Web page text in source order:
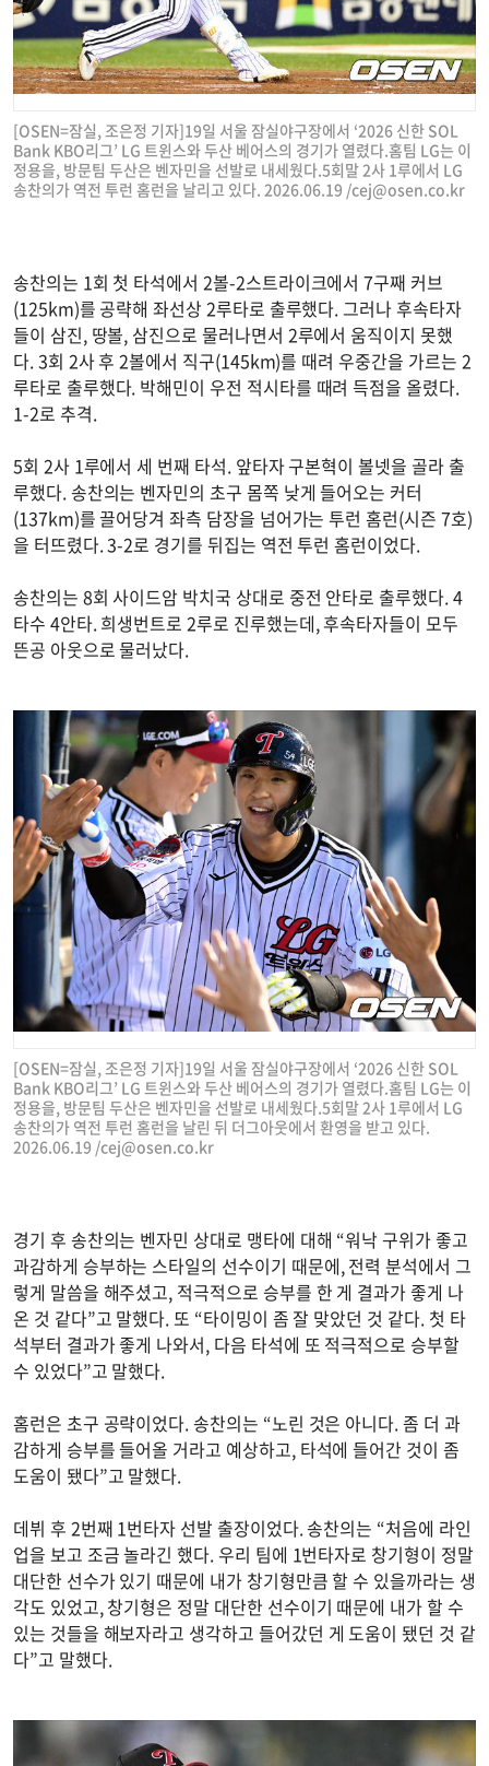
[OSEN=잠실, 조은정 기자]19일 서울 잠실야구장에서 ‘2026 신한 SOL
Bank KBO리그’ LG 트윈스와 두산 베어스의 경기가 열렸다.홈팀 LG는 이
정용을, 방문팀 두산은 벤자민을 선발로 내세웠다.5회말 2사 1루에서 LG
송찬의가 역전 투런 홈런을 날리고 있다. 2026.06.19 /cej@osen.co.kr
송찬의는 1회 첫 타석에서 2볼-2스트라이크에서 7구째 커브
(125km)를 공략해 좌선상 2루타로 출루했다. 그러나 후속타자
들이 삼진, 땅볼, 삼진으로 물러나면서 2루에서 움직이지 못했
다. 3회 2사 후 2볼에서 직구(145km)를 때려 우중간을 가르는 2
루타로 출루했다. 박해민이 우전 적시타를 때려 득점을 올렸다.
1-2로 추격.
5회 2사 1루에서 세 번째 타석. 앞타자 구본혁이 볼넷을 골라 출
루했다. 송찬의는 벤자민의 초구 몸쪽 낮게 들어오는 커터
(137km)를 끌어당겨 좌측 담장을 넘어가는 투런 홈런(시즌 7호)
을 터뜨렸다. 3-2로 경기를 뒤집는 역전 투런 홈런이었다.
송찬의는 8회 사이드암 박치국 상대로 중전 안타로 출루했다. 4
타수 4안타. 희생번트로 2루로 진루했는데, 후속타자들이 모두
뜬공 아웃으로 물러났다.
[OSEN=잠실, 조은정 기자]19일 서울 잠실야구장에서 ‘2026 신한 SOL
Bank KBO리그’ LG 트윈스와 두산 베어스의 경기가 열렸다.홈팀 LG는 이
정용을, 방문팀 두산은 벤자민을 선발로 내세웠다.5회말 2사 1루에서 LG
송찬의가 역전 투런 홈런을 날린 뒤 더그아웃에서 환영을 받고 있다.
2026.06.19 /cej@osen.co.kr
경기 후 송찬의는 벤자민 상대로 맹타에 대해 “워낙 구위가 좋고
과감하게 승부하는 스타일의 선수이기 때문에, 전력 분석에서 그
렇게 말씀을 해주셨고, 적극적으로 승부를 한 게 결과가 좋게 나
온 것 같다”고 말했다. 또 “타이밍이 좀 잘 맞았던 것 같다. 첫 타
석부터 결과가 좋게 나와서, 다음 타석에 또 적극적으로 승부할
수 있었다”고 말했다.
홈런은 초구 공략이었다. 송찬의는 “노린 것은 아니다. 좀 더 과
감하게 승부를 들어올 거라고 예상하고, 타석에 들어간 것이 좀
도움이 됐다”고 말했다.
데뷔 후 2번째 1번타자 선발 출장이었다. 송찬의는 “처음에 라인
업을 보고 조금 놀라긴 했다. 우리 팀에 1번타자로 창기형이 정말
대단한 선수가 있기 때문에 내가 창기형만큼 할 수 있을까라는 생
각도 있었고, 창기형은 정말 대단한 선수이기 때문에 내가 할 수
있는 것들을 해보자라고 생각하고 들어갔던 게 도움이 됐던 것 같
다”고 말했다.